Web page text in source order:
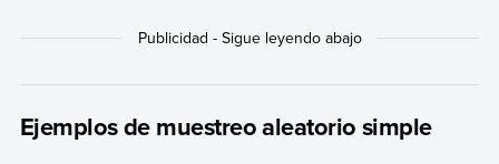
Ejemplos de muestreo aleatorio simple